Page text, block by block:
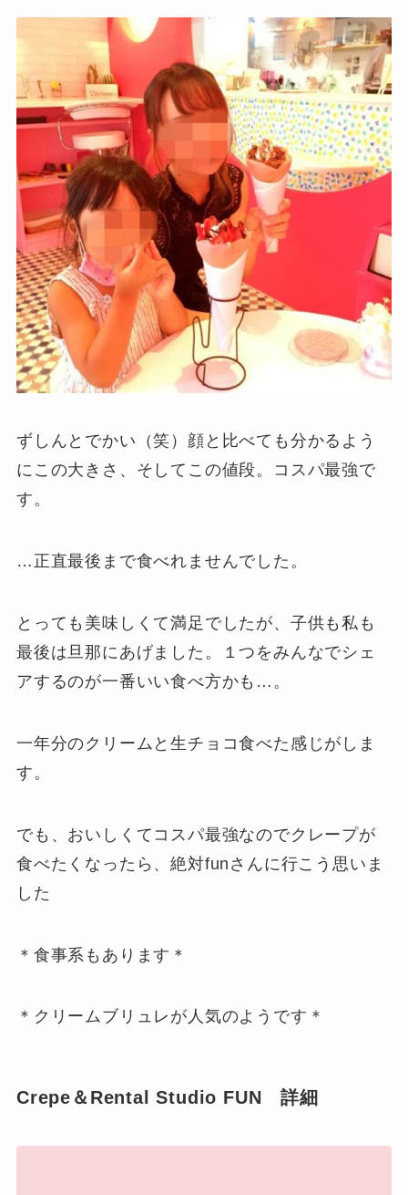
ずしんとでかい（笑）顔と比べても分かるよう
にこの大きさ、そしてこの値段。コスパ最強で
す。
…正直最後まで食べれませんでした。
とっても美味しくて満足でしたが、子供も私も
最後は旦那にあげました。１つをみんなでシェ
アするのが一番いい食べ方かも…。
一年分のクリームと生チョコ食べた感じがしま
す。
でも、おいしくてコスパ最強なのでクレープが
食べたくなったら、絶対funさんに行こう思いま
した
＊食事系もあります＊
＊クリームブリュレが人気のようです＊
Crepe＆Rental Studio FUN 詳細